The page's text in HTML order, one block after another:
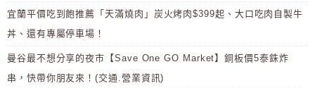
宜蘭平價吃到飽推薦「天滿燒肉」炭火烤肉$399起、大口吃肉自製牛
丼、還有專屬停車場！
曼谷最不想分享的夜市【Save One GO Market】銅板價5泰銖炸
串，快帶你朋友來！(交通.營業資訊)